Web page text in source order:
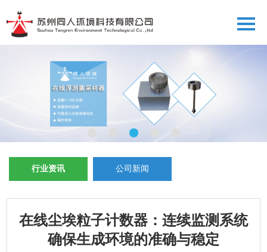
行业资讯 公司新闻
在线尘埃粒子计数器：连续监测系统
确保生成环境的准确与稳定